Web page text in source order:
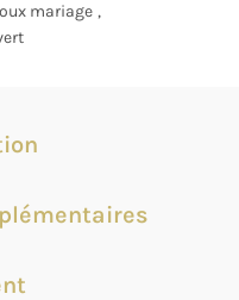
mariage ,